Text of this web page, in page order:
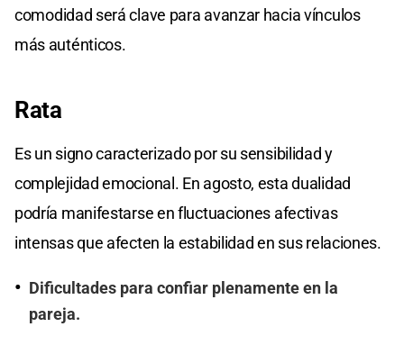
comodidad será clave para avanzar hacia vínculos
más auténticos.
Rata
Es un signo caracterizado por su sensibilidad y
complejidad emocional. En agosto, esta dualidad
podría manifestarse en fluctuaciones afectivas
intensas que afecten la estabilidad en sus relaciones.
Dificultades para confiar plenamente en la
pareja.